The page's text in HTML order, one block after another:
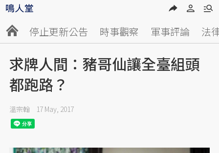
停止更新公告 時事觀察 軍事評論 法
求牌人間：豬哥仙讓全臺組頭
都跑路？
溫宗翰 17 May, 2017